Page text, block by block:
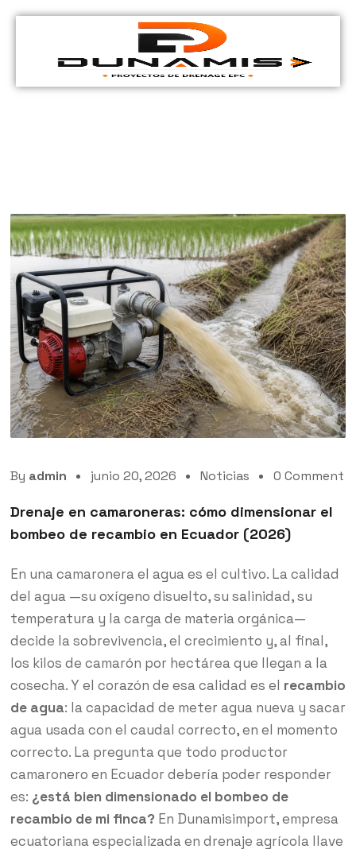
By admin junio 20, 2026 Noticias 0 Comment
Drenaje en camaroneras: cómo dimensionar el
bombeo de recambio en Ecuador (2026)
En una camaronera el agua es el cultivo. La calidad
del agua —su oxígeno disuelto, su salinidad, su
temperatura y la carga de materia orgánica—
decide la sobrevivencia, el crecimiento y, al final,
los kilos de camarón por hectárea que llegan a la
cosecha. Y el corazón de esa calidad es el recambio
de agua: la capacidad de meter agua nueva y sacar
agua usada con el caudal correcto, en el momento
correcto. La pregunta que todo productor
camaronero en Ecuador debería poder responder
es: ¿está bien dimensionado el bombeo de
recambio de mi finca? En Dunamisimport, empresa
ecuatoriana especializada en drenaje agrícola llave